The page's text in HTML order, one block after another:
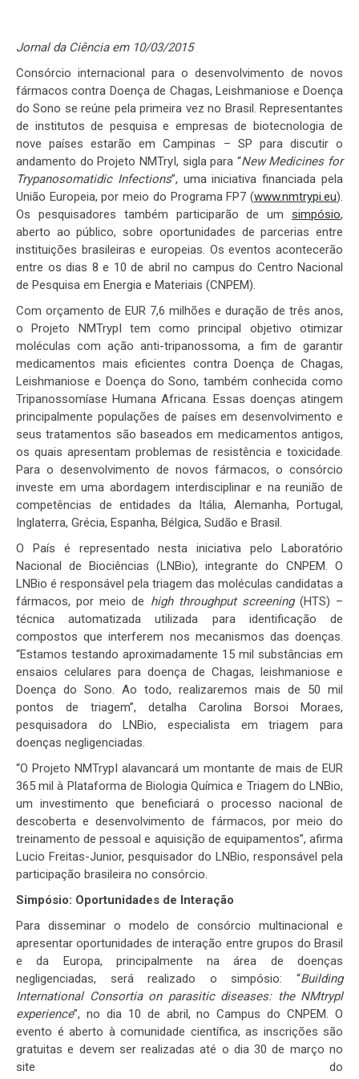
Jornal da Ciência em 10/03/2015
Consórcio internacional para o desenvolvimento de novos
fármacos contra Doença de Chagas, Leishmaniose e Doença
do Sono se reúne pela primeira vez no Brasil. Representantes
de institutos de pesquisa e empresas de biotecnologia de
nove países estarão em Campinas – SP para discutir o
andamento do Projeto NMTryI, sigla para “New Medicines for
Trypanosomatidic Infections”, uma iniciativa financiada pela
União Europeia, por meio do Programa FP7 (www.nmtrypi.eu).
Os pesquisadores também participarão de um simpósio,
aberto ao público, sobre oportunidades de parcerias entre
instituições brasileiras e europeias. Os eventos acontecerão
entre os dias 8 e 10 de abril no campus do Centro Nacional
de Pesquisa em Energia e Materiais (CNPEM).
Com orçamento de EUR 7,6 milhões e duração de três anos,
o Projeto NMTrypI tem como principal objetivo otimizar
moléculas com ação anti-tripanossoma, a fim de garantir
medicamentos mais eficientes contra Doença de Chagas,
Leishmaniose e Doença do Sono, também conhecida como
Tripanossomíase Humana Africana. Essas doenças atingem
principalmente populações de países em desenvolvimento e
seus tratamentos são baseados em medicamentos antigos,
os quais apresentam problemas de resistência e toxicidade.
Para o desenvolvimento de novos fármacos, o consórcio
investe em uma abordagem interdisciplinar e na reunião de
competências de entidades da Itália, Alemanha, Portugal,
Inglaterra, Grécia, Espanha, Bélgica, Sudão e Brasil.
O País é representado nesta iniciativa pelo Laboratório
Nacional de Biociências (LNBio), integrante do CNPEM. O
LNBio é responsável pela triagem das moléculas candidatas a
fármacos, por meio de high throughput screening(HTS) –
técnica automatizada utilizada para identificação de
compostos que interferem nos mecanismos das doenças.
“Estamos testando aproximadamente 15 mil substâncias em
ensaios celulares para doença de Chagas, leishmaniose e
Doença do Sono. Ao todo, realizaremos mais de 50 mil
pontos de triagem”, detalha Carolina Borsoi Moraes,
pesquisadora do LNBio, especialista em triagem para
doenças negligenciadas.
“O Projeto NMTrypI alavancará um montante de mais de EUR
365 mil à Plataforma de Biologia Química e Triagem do LNBio,
um investimento que beneficiará o processo nacional de
descoberta e desenvolvimento de fármacos, por meio do
treinamento de pessoal e aquisição de equipamentos”, afirma
Lucio Freitas-Junior, pesquisador do LNBio, responsável pela
participação brasileira no consórcio.
Simpósio: Oportunidades de Interação
Para disseminar o modelo de consórcio multinacional e
apresentar oportunidades de interação entre grupos do Brasil
e da Europa, principalmente na área de doenças
negligenciadas, será realizado o simpósio: “Building
International Consortia on parasitic diseases: the NMtrypl
experience​”, no dia 10 de abril, no Campus do CNPEM. O
evento é aberto à comunidade científica, as inscrições são
gratuitas e devem ser realizadas até o dia 30 de março no
site do